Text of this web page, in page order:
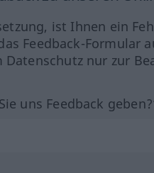
ist Ihnen ein
Feedback-Formular
Datenschutz nur zur
uns Feedback